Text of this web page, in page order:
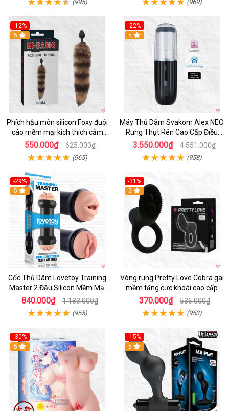
(995) (969)
-12%
Hot
5
Phích hậu môn silicon Foxy đuôi
cáo mềm mại kích thích cảm
giác mới
550.000₫ 625.000₫
(965)
-22%
5
Máy Thủ Dâm Svakom Alex NEO
Rung Thụt Rên Cao Cấp Điều
Khiển App
3.550.000₫ 4.551.000₫
(958)
-29%
Hot
5
Cốc Thủ Dâm Lovetoy Training
Master 2 Đầu Silicon Mềm Mại
Tiện Lợi
840.000₫ 1.183.000₫
(955)
-31%
5
Vòng rung Pretty Love Cobra gai
mềm tăng cực khoái cao cấp
chính hãng
370.000₫ 536.000₫
(953)
-30%
Hot
5
-15%
Hot
5